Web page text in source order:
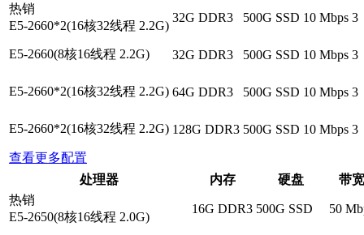
热销
E5-2660*2(16核32线程 2.2G)
32G DDR3 500G SSD 10 Mbps 3
E5-2660(8核16线程 2.2G) 32G DDR3 500G SSD 10 Mbps 3
E5-2660*2(16核32线程 2.2G) 64G DDR3 500G SSD 10 Mbps 3
E5-2660*2(16核32线程 2.2G) 128G DDR3 500G SSD 10 Mbps 3
查看更多配置
处理器
内存 硬盘
带宽
热销
E5-2650(8核16线程 2.0G)
16G DDR3 500G SSD 50